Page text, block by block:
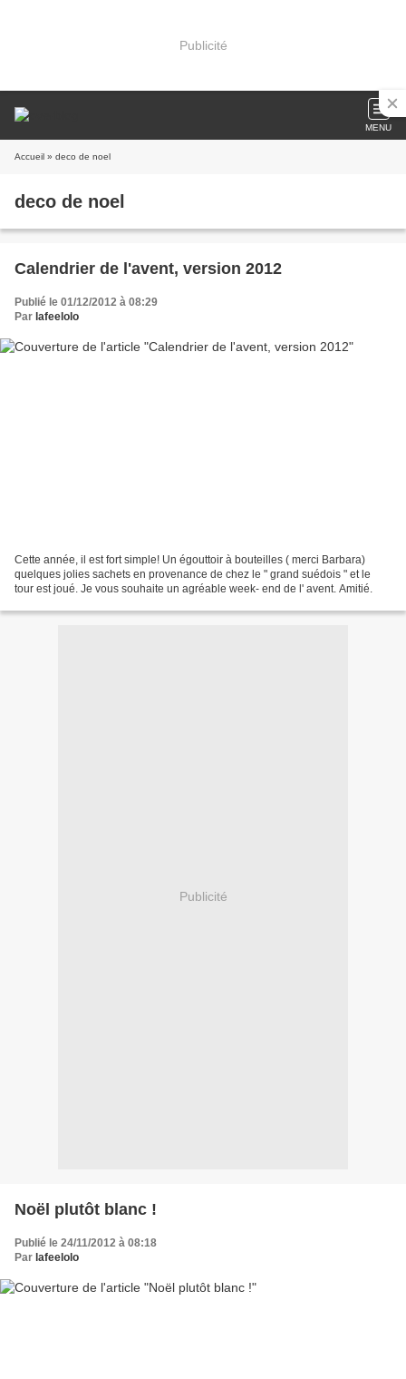
Publicité
MENU
Accueil » deco de noel
deco de noel
Calendrier de l'avent, version 2012
Publié le 01/12/2012 à 08:29
Par lafeelolo
Cette année, il est fort simple! Un égouttoir à bouteilles ( merci Barbara)
quelques jolies sachets en provenance de chez le " grand suédois " et le
tour est joué. Je vous souhaite un agréable week- end de l' avent. Amitié.
Publicité
Noël plutôt blanc !
Publié le 24/11/2012 à 08:18
Par lafeelolo